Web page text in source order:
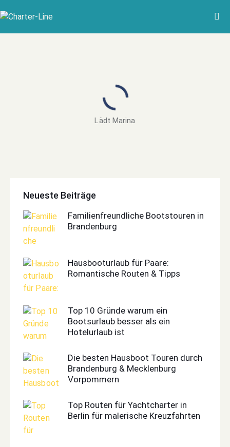
Lädt Marina
Neueste Beiträge
Familienfreundliche Bootstouren in
Brandenburg
Hausbooturlaub für Paare:
Romantische Routen & Tipps
Top 10 Gründe warum ein
Bootsurlaub besser als ein
Hotelurlaub ist
Die besten Hausboot Touren durch
Brandenburg & Mecklenburg
Vorpommern
Top Routen für Yachtcharter in
Berlin für malerische Kreuzfahrten